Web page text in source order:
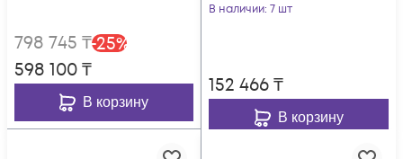
для Hot Swap БП, не
входят в комплект
798 745 ₸-25%
598 100₸
В корзину
В наличии: 7 шт
152 466₸
В корзину